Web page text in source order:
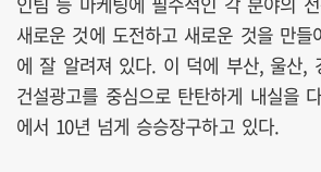
새로운 것에 도전하고 새로운 것을 만들
에 잘 알려져 있다. 이 덕에 부산, 울산,
건설광고를 중심으로 탄탄하게 내실을
에서 10년 넘게 승승장구하고 있다.